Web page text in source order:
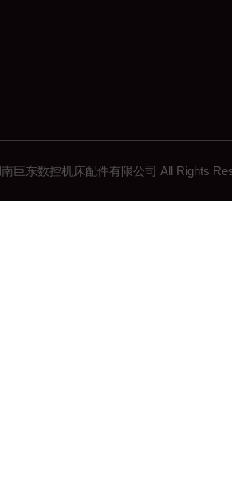
巨东数控机床配件有限公司 All Rights